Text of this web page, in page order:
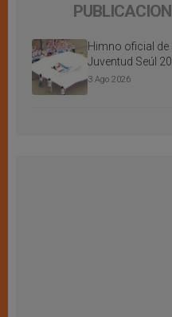
Himno oficial de
Juventud Seúl
3 Ago 2026